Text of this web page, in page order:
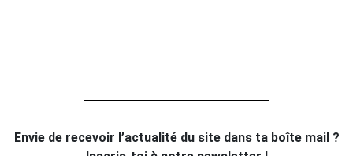
Envie de recevoir l’actualité du site dans ta boîte mail ?